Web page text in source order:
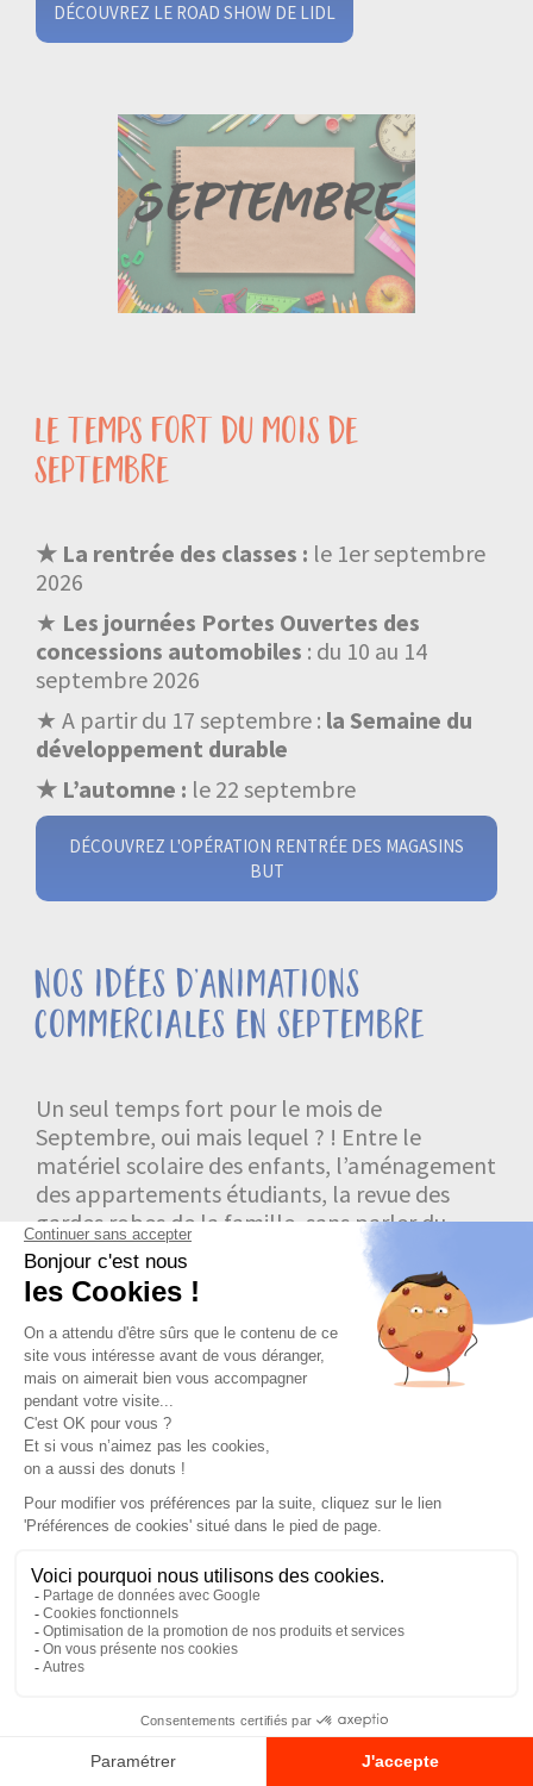
DÉCOUVREZ LE ROAD SHOW DE LIDL
le temps fort du mois de
septembre
★ La rentrée des classes : le 1er septembre
2026
★ Les journées Portes Ouvertes des
concessions automobiles : du 10 au 14
septembre 2026
★ A partir du 17 septembre : la Semaine du
développement durable
★ L’automne : le 22 septembre
DÉCOUVREZ L'OPÉRATION RENTRÉE DES MAGASINS
BUT
nos idées d’animations
commerciales en septembre
Un seul temps fort pour le mois de
Septembre, oui mais lequel ? ! Entre le
matériel scolaire des enfants, l’aménagement
des appartements étudiants, la revue des
gardes robes de la famille, sans parler du
renouvellement du matériel informatique… il
y en a pour tout le monde !
Septembre étant un mois où le niveau de
consommation est élevé, les français sont
sensibles auxremises commerciales.
N’hésitez donc pas à faire des
Rentrée »sur les produits phares,
évidemment, mais pensez également aussi à
la vente additionnelle ! Un joli cartable sans
trousse, crayons de couleurs ni goûter à
Optez pour desanimation commerciales
complémentaires
exemple un stand de dégustation sur lequel
seront également distribués des remises. Ou
promotionnels en dehors de votre point de
vente.